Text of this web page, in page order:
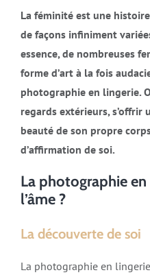
La féminité est une
de façons infiniment
essence, de nombreuses
forme d’art à la fois
photographie en lingerie.
regards extérieurs, s’offrir
beauté de son propre
d’affirmation de soi.
La photographie
l’âme ?
La découverte de soi
La photographie en